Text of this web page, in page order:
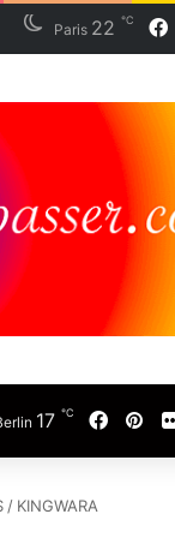
Paris 22 ℃
17 ℃
/ KINGWARA